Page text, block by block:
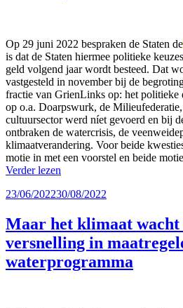
Op 29 juni 2022 bespraken de Staten de
is dat de Staten hiermee politieke
geld volgend jaar wordt besteed. Dat
vastgesteld in november bij de
fractie van GrienLinks op: het politieke
op o.a. Doarpswurk, de
cultuursector werd níet gevoerd en bij
ontbraken de watercrisis, de
klimaatverandering. Voor beide
motie in met een voorstel en beide
Verder lezen
Geplaatst
23/06/202230/08/2022
Maar het klimaat
versnelling in
waterprogramma